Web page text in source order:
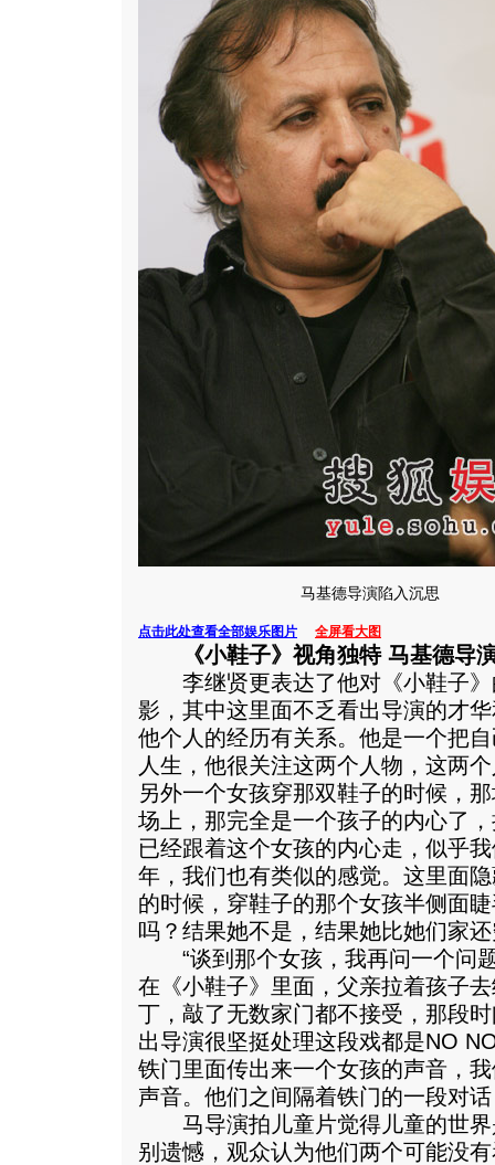
马基德导演陷入沉思
点击此处查看全部娱乐图片 全屏看大图
《小鞋子》视角独特 马基德导
李继贤更表达了他对《小鞋子》
影，其中这里面不乏看出导演的才
他个人的经历有关系。他是一个把
人生，他很关注这两个人物，这两
另外一个女孩穿那双鞋子的时候，
场上，那完全是一个孩子的内心了
已经跟着这个女孩的内心走，似乎
年，我们也有类似的感觉。这里面
的时候，穿鞋子的那个女孩半侧面
吗？结果她不是，结果她比她们家还
“谈到那个女孩，我再问一个问
在《小鞋子》里面，父亲拉着孩子
丁，敲了无数家门都不接受，那段
出导演很坚挺处理这段戏都是NO
铁门里面传出来一个女孩的声音，
声音。他们之间隔着铁门的一段对
马导演拍儿童片觉得儿童的世界
别遗憾，观众认为他们两个可能没